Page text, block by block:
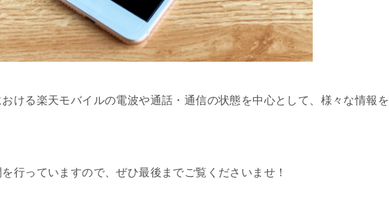
ける楽天モバイルの電波や通話・通信の状態を中心として、様々な情報を
行っていますので、ぜひ最後までご覧くださいませ！